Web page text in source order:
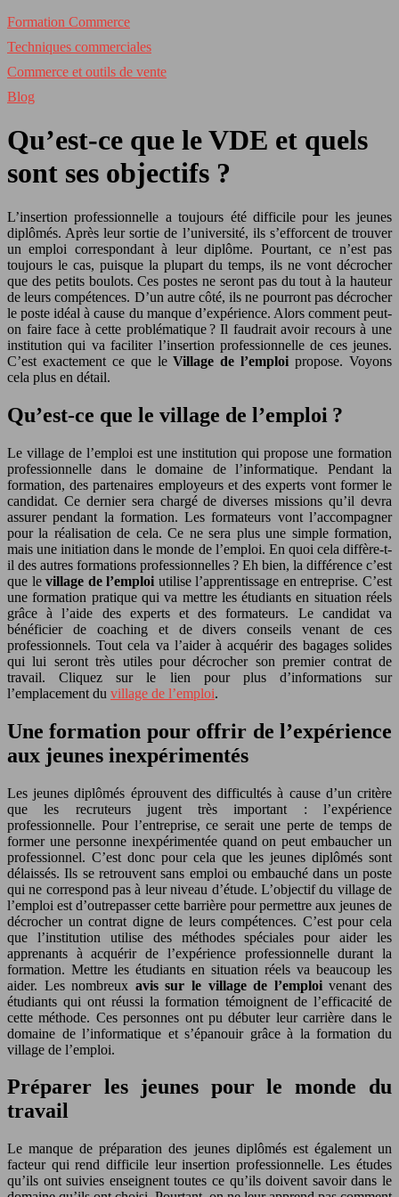
Formation Commerce
Techniques commerciales
Commerce et outils de vente
Blog
Qu’est-ce que le VDE et quels
sont ses objectifs ?
L’insertion professionnelle a toujours été difficile pour les jeunes
diplômés. Après leur sortie de l’université, ils s’efforcent de trouver
un emploi correspondant à leur diplôme. Pourtant, ce n’est pas
toujours le cas, puisque la plupart du temps, ils ne vont décrocher
que des petits boulots. Ces postes ne seront pas du tout à la hauteur
de leurs compétences. D’un autre côté, ils ne pourront pas décrocher
le poste idéal à cause du manque d’expérience. Alors comment peut-
on faire face à cette problématique ? Il faudrait avoir recours à une
institution qui va faciliter l’insertion professionnelle de ces jeunes.
C’est exactement ce que leVillage de l’emploi propose. Voyons
cela plus en détail.
Qu’est-ce que le village de l’emploi ?
Le village de l’emploi est une institution qui propose une formation
professionnelle dans le domaine de l’informatique. Pendant la
formation, des partenaires employeurs et des experts vont former le
candidat. Ce dernier sera chargé de diverses missions qu’il devra
assurer pendant la formation. Les formateurs vont l’accompagner
pour la réalisation de cela. Ce ne sera plus une simple formation,
mais une initiation dans le monde de l’emploi. En quoi cela diffère-t-
il des autres formations professionnelles ? Eh bien, la différence c’est
que levillage de l’emploi utilise l’apprentissage en entreprise. C’est
une formation pratique qui va mettre les étudiants en situation réels
grâce à l’aide des experts et des formateurs. Le candidat va
bénéficier de coaching et de divers conseils venant de ces
professionnels. Tout cela va l’aider à acquérir des bagages solides
qui lui seront très utiles pour décrocher son premier contrat de
travail. Cliquez sur le lien pour plus d’informations sur
l’emplacement du village de l’emploi.
Une formation pour offrir de l’expérience
aux jeunes inexpérimentés
Les jeunes diplômés éprouvent des difficultés à cause d’un critère
que les recruteurs jugent très important : l’expérience
professionnelle. Pour l’entreprise, ce serait une perte de temps de
former une personne inexpérimentée quand on peut embaucher un
professionnel. C’est donc pour cela que les jeunes diplômés sont
délaissés. Ils se retrouvent sans emploi ou embauché dans un poste
qui ne correspond pas à leur niveau d’étude. L’objectif du village de
l’emploi est d’outrepasser cette barrière pour permettre aux jeunes de
décrocher un contrat digne de leurs compétences. C’est pour cela
que l’institution utilise des méthodes spéciales pour aider les
apprenants à acquérir de l’expérience professionnelle durant la
formation. Mettre les étudiants en situation réels va beaucoup les
aider. Les nombreux avis sur le village de l’emploivenant des
étudiants qui ont réussi la formation témoignent de l’efficacité de
cette méthode. Ces personnes ont pu débuter leur carrière dans le
domaine de l’informatique et s’épanouir grâce à la formation du
village de l’emploi.
Préparer les jeunes pour le monde du
travail
Le manque de préparation des jeunes diplômés est également un
facteur qui rend difficile leur insertion professionnelle. Les études
qu’ils ont suivies enseignent toutes ce qu’ils doivent savoir dans le